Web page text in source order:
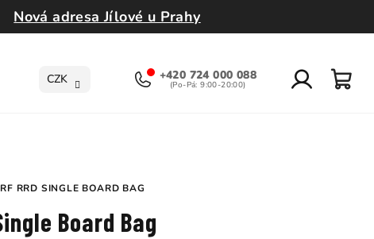
Nová adresa Jílové u Prahy
CZK +420 724 000 088
RRD SINGLE BOARD BAG
Board Bag